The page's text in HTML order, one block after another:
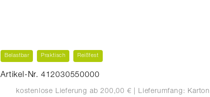
Belastbar Praktisch Reißfest
Artikel-Nr. 412030550000
kostenlose Lieferung ab 200,00 € | Lieferumfang: Karton